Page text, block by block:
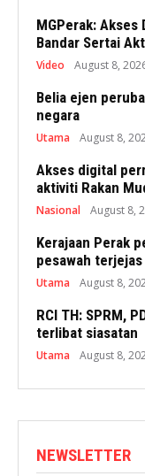
MGPerak: Akses
Bandar Sertai
Video August 8,
Belia ejen
negara
Utama August 8,
Akses digital
aktiviti Rakan
Nasional August 8,
Kerajaan Perak
pesawah
Utama August 8,
RCI TH: SPRM,
terlibat siasatan
Utama August 8,
NEWSLETTER